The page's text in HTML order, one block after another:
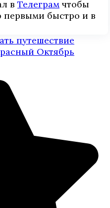
в Телеграм чтобы
первыми быстро и в
путешествие
Октябрь